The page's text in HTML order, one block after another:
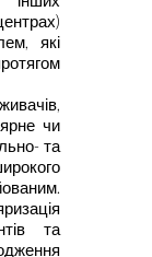
які
чи
та
та